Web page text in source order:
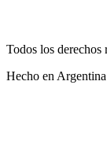
Todos los
Hecho en